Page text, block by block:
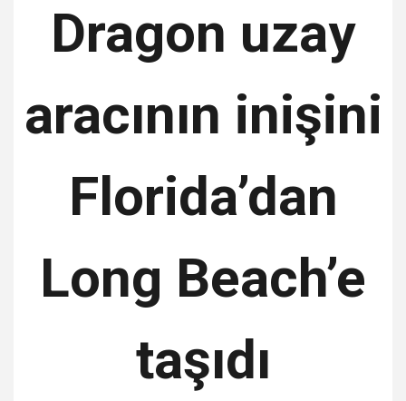
Dragon uzay
aracının inişini
Florida’dan
Long Beach’e
taşıdı